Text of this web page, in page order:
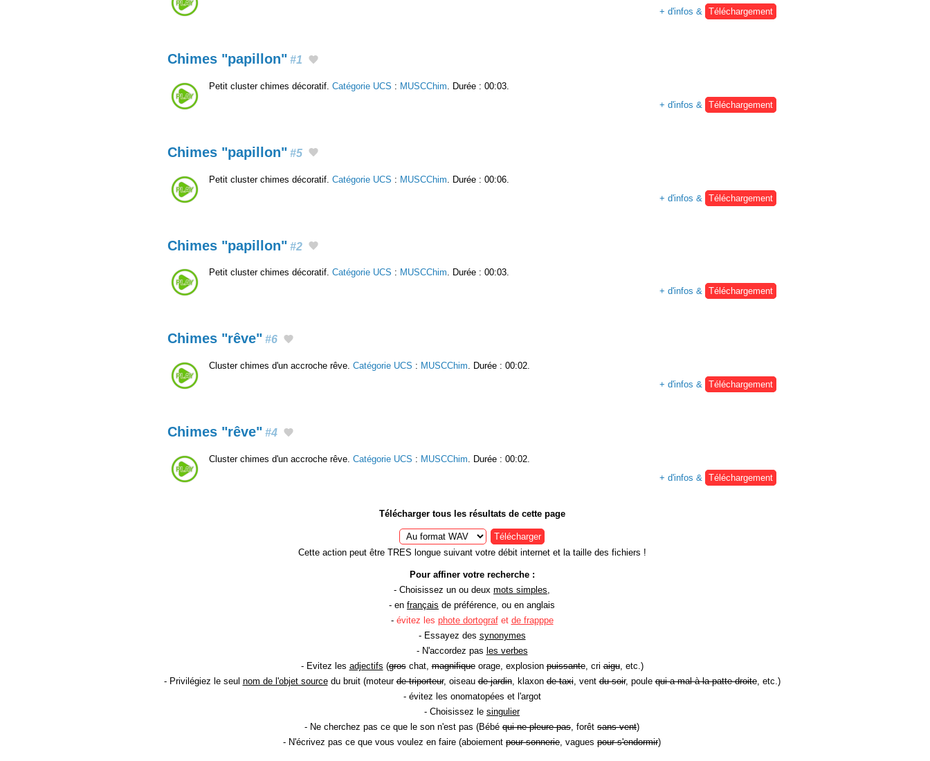
+ d'infos &
Téléchargement
Chimes "papillon" #1
Petit cluster chimes décoratif. Catégorie UCS : MUSCChim . Durée : 00:03.
+ d'infos &
Téléchargement
Chimes "papillon" #5
Petit cluster chimes décoratif. Catégorie UCS : MUSCChim . Durée : 00:06.
+ d'infos &
Téléchargement
Chimes "papillon" #2
Petit cluster chimes décoratif. Catégorie UCS : MUSCChim. Durée : 00:03.
+ d'infos & Téléchargement
Chimes "rêve" #6
Cluster chimes d'un accroche rêve. Catégorie UCS : MUSCChim. Durée : 00:02.
+ d'infos & Téléchargement
Chimes "rêve" #4
Cluster chimes d'un accroche rêve. Catégorie UCS : MUSCChim. Durée : 00:02.
+ d'infos & Téléchargement
Télécharger tous les résultats de cette page
Télécharger
Cette action peut être TRES longue suivant votre débit internet et la taille des fichiers !
Pour affiner votre recherche :
- Choisissez un ou deux mots simples,
- en français de préférence, ou en anglais
- évitez les phote dortografet de frapppe
- Essayez des synonymes
- N'accordez pas les verbes
- Evitez les adjectifs (groschat,magnifiqueorage, explosionpuissante, criaigu, etc.)
- Privilégiez le seul nom de l'objet sourcedu bruit (moteurde triporteur, oiseaude jardin, klaxonde taxi, ventdu soir, poulequi a mal à la patte droite, etc.)
- évitez les onomatopées et l'argot
- Choisissez le singulier
- Ne cherchez pas ce que le son n'est pas (Bébé qui ne pleure pas, forêt sans vent)
- N'écrivez pas ce que vous voulez en faire (aboiement pour sonnerie, vagues pour s'endormir)